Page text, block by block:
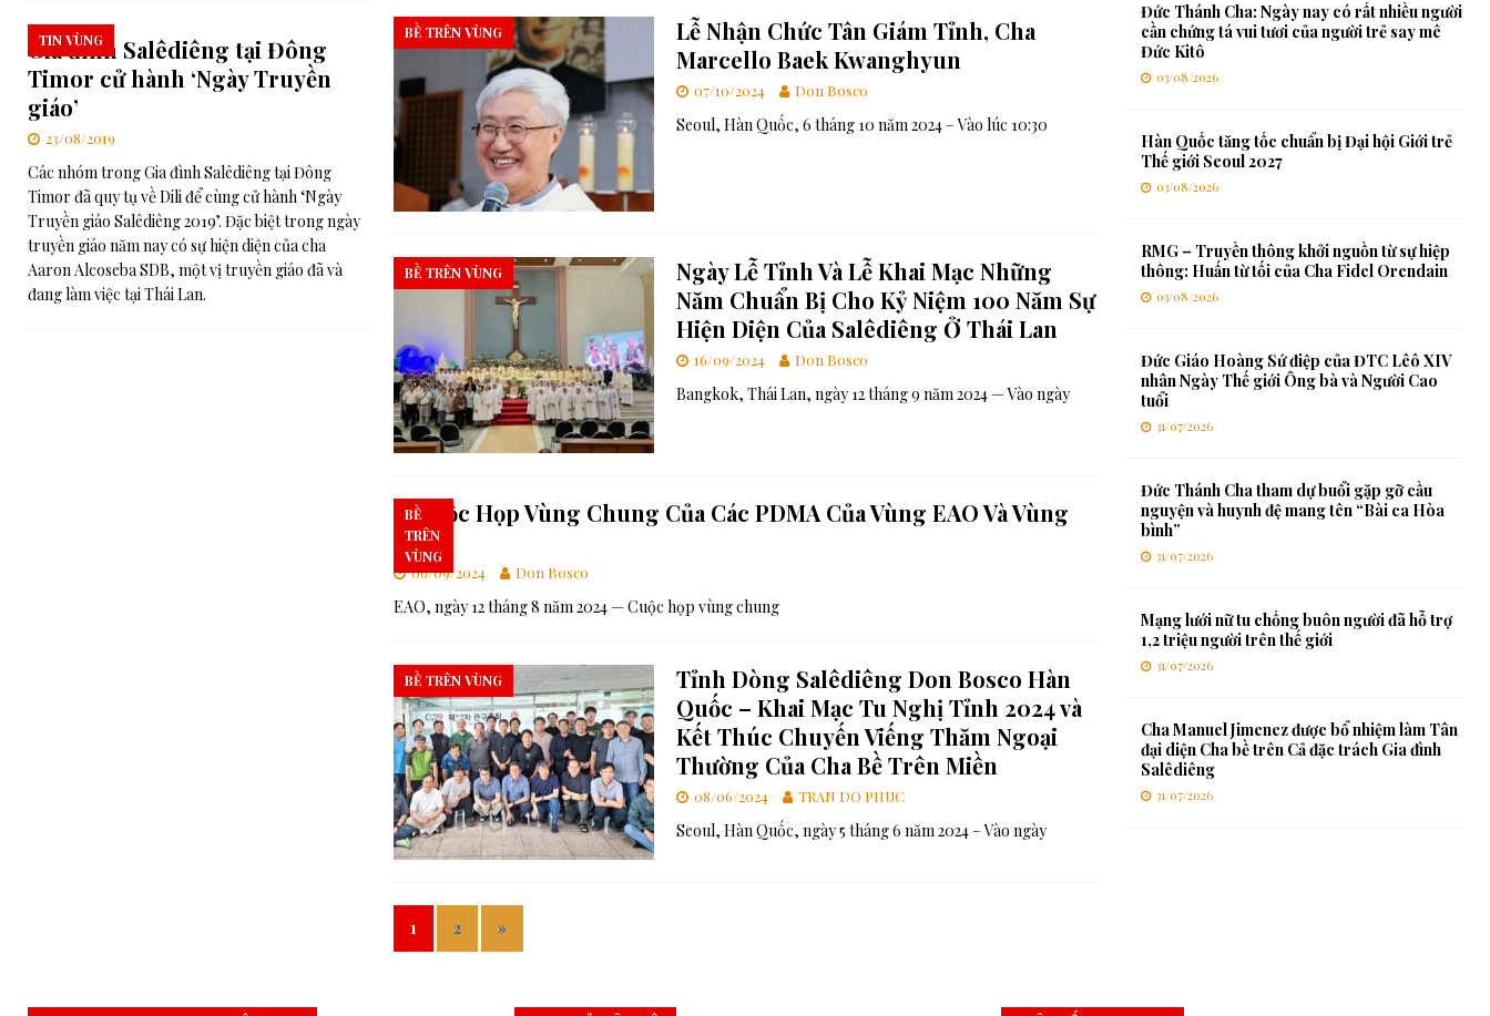
BỀ TRÊN VÙNG
Lễ Nhận Chức Tân Giám Tỉnh, Cha
Marcello Baek Kwanghyun
07/10/2024 Don Bosco
Seoul, Hàn Quốc, 6 tháng 10 năm 2024 – Vào lúc 10:30
BỀ TRÊN VÙNG
Ngày Lễ Tỉnh Và Lễ Khai Mạc Những
Năm Chuẩn Bị Cho Kỷ Niệm 100 Năm Sự
Hiện Diện Của Salêdiêng Ở Thái Lan
16/09/2024 Don Bosco
Bangkok, Thái Lan, ngày 12 tháng 9 năm 2024 — Vào ngày
BỀ
TRÊN
VÙNG
Cuộc Họp Vùng Chung Của Các PDMA Của Vùng EAO Và Vùng
SA
06/09/2024 Don Bosco
EAO, ngày 12 tháng 8 năm 2024 — Cuộc họp vùng chung
BỀ TRÊN VÙNG
Tỉnh Dòng Salêdiêng Don Bosco Hàn
Quốc – Khai Mạc Tu Nghị Tỉnh 2024 và
Kết Thúc Chuyến Viếng Thăm Ngoại
Thường Của Cha Bề Trên Miền
08/06/2024 TRAN DO PHUC
Seoul, Hàn Quốc, ngày 5 tháng 6 năm 2024 – Vào ngày
1 2 »
Gia đình Salêdiêng tại Đông
Timor cử hành ‘Ngày Truyền
giáo’
TIN VÙNG
23/08/2019
Các nhóm trong Gia đình Salêdiêng tại Đông
Timor đã quy tụ về Dili để cùng cử hành ‘Ngày
Truyền giáo Salêdiêng 2019’. Đặc biệt trong ngày
truyền giáo năm nay có sự hiện diện của cha
Aaron Alcoseba SDB, một vị truyền giáo đã và
đang làm việc tại Thái Lan.
Đức Thánh Cha: Ngày nay có rất nhiều người
cần chứng tá vui tươi của người trẻ say mê
Đức Kitô
03/08/2026
Hàn Quốc tăng tốc chuẩn bị Đại hội Giới trẻ
Thế giới Seoul 2027
03/08/2026
RMG – Truyền thông khởi nguồn từ sự hiệp
thông: Huấn từ tối của Cha Fidel Orendain
03/08/2026
Đức Giáo Hoàng Sứ điệp của ĐTC Lêô XIV
nhân Ngày Thế giới Ông bà và Người Cao
tuổi
31/07/2026
Đức Thánh Cha tham dự buổi gặp gỡ cầu
nguyện và huynh đệ mang tên “Bài ca Hòa
bình”
31/07/2026
Mạng lưới nữ tu chống buôn người đã hỗ trợ
1,2 triệu người trên thế giới
31/07/2026
Cha Manuel Jimenez được bổ nhiệm làm Tân
đại diện Cha bề trên Cả đặc trách Gia đình
Salêdiêng
31/07/2026